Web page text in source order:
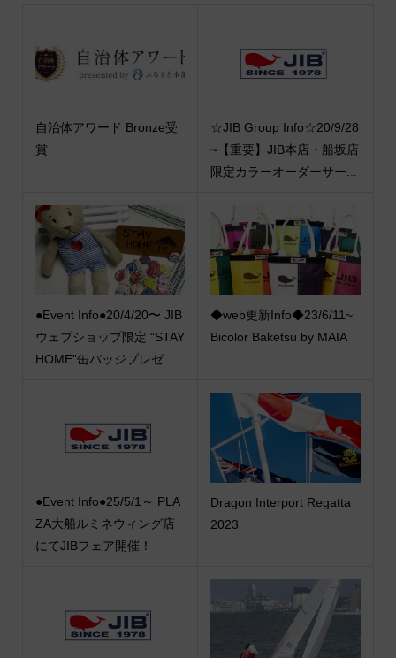
自治体アワード Bronze受
賞
☆JIB Group Info☆20/9/28
~【重要】JIB本店・船坂店
限定カラーオーダーサー...
●Event Info●20/4/20〜 JIB
ウェブショップ限定 “STAY
HOME”缶バッジプレゼ...
◆web更新Info◆23/6/11~
Bicolor Baketsu by MAIA
●Event Info●25/5/1～ PLA
ZA大船ルミネウィング店
にてJIBフェア開催！
Dragon Interport Regatta
2023